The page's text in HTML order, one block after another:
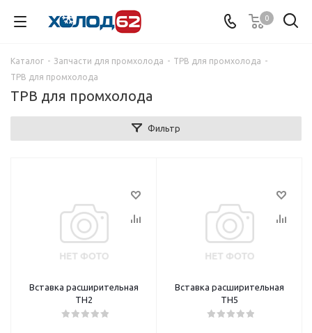
0
Каталог - Запчасти для промхолода - ТРВ для промхолода -
ТРВ для промхолода
ТРВ для промхолода
Фильтр
Вставка расширительная
TH2
Вставка расширительная
TH5